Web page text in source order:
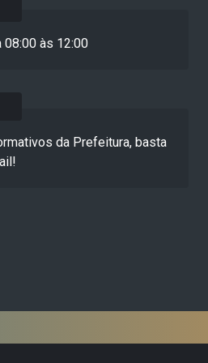
08:00 às 12:00
da Prefeitura, basta